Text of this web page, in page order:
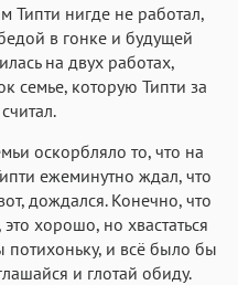
Типти нигде не работал,
в гонке и будущей
на двух работах,
семье, которую Типти за
оскорбляло то, что на
ежеминутно ждал, что
дождался. Конечно, что
хорошо, но хвастаться
потихоньку, и всё было бы
и глотай обиду.